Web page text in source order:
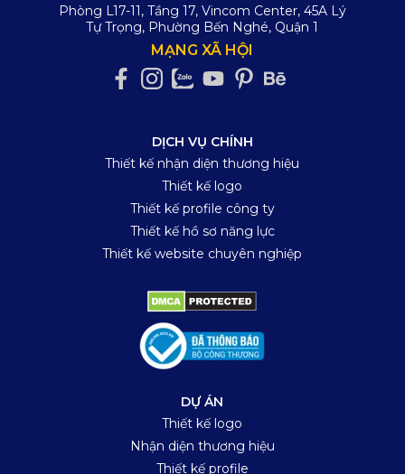
Phòng L17-11, Tầng 17, Vincom Center, 45A Lý
Tự Trọng, Phường Bến Nghé, Quận 1
MẠNG XÃ HỘI
DỊCH VỤ CHÍNH
Thiết kế nhận diện thương hiệu
Thiết kế logo
Thiết kế profile công ty
Thiết kế hồ sơ năng lực
Thiết kế website chuyên nghiệp
DỰ ÁN
Thiết kế logo
Nhận diện thương hiệu
Thiết kế profile